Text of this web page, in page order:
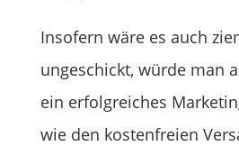
Insofern wäre es auch
ungeschickt, würde man
ein erfolgreiches
wie den kostenfreien